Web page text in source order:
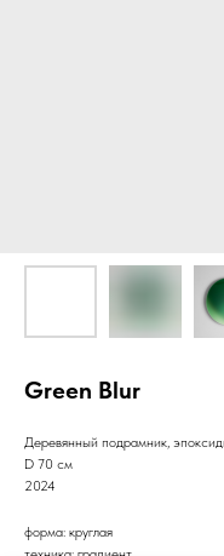
Green Blur
Деревянный подрамник,
D 70 см
2024
форма: круглая